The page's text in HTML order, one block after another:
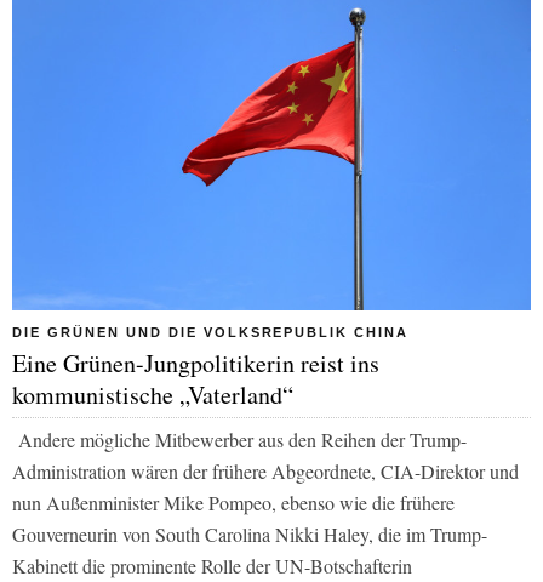
DIE GRÜNEN UND DIE VOLKSREPUBLIK CHINA
Eine Grünen-Jungpolitikerin reist ins
kommunistische „Vaterland“
Andere mögliche Mitbewerber aus den Reihen der Trump-
Administration wären der frühere Abgeordnete, CIA-Direktor und
nun Außenminister Mike Pompeo, ebenso wie die frühere
Gouverneurin von South Carolina Nikki Haley, die im Trump-
Kabinett die prominente Rolle der UN-Botschafterin